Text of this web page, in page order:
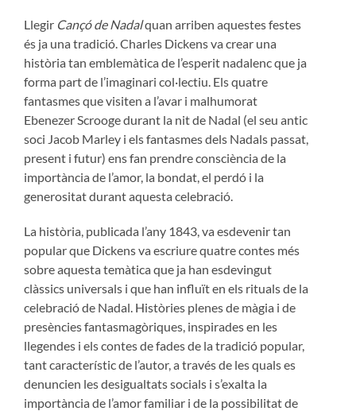
Llegir Cançó de Nadalquan arriben aquestes festes
és ja una tradició. Charles Dickens va crear una
història tan emblemàtica de l’esperit nadalenc que ja
forma part de l’imaginari col·lectiu. Els quatre
fantasmes que visiten a l’avar i malhumorat
Ebenezer Scrooge durant la nit de Nadal (el seu antic
soci Jacob Marley i els fantasmes dels Nadals passat,
present i futur) ens fan prendre consciència de la
importància de l’amor, la bondat, el perdó i la
generositat durant aquesta celebració.
La història, publicada l’any 1843, va esdevenir tan
popular que Dickens va escriure quatre contes més
sobre aquesta temàtica que ja han esdevingut
clàssics universals i que han influït en els rituals de la
celebració de Nadal. Històries plenes de màgia i de
presències fantasmagòriques, inspirades en les
llegendes i els contes de fades de la tradició popular,
tant característic de l’autor, a través de les quals es
denuncien les desigualtats socials i s’exalta la
importància de l’amor familiar i de la possibilitat de